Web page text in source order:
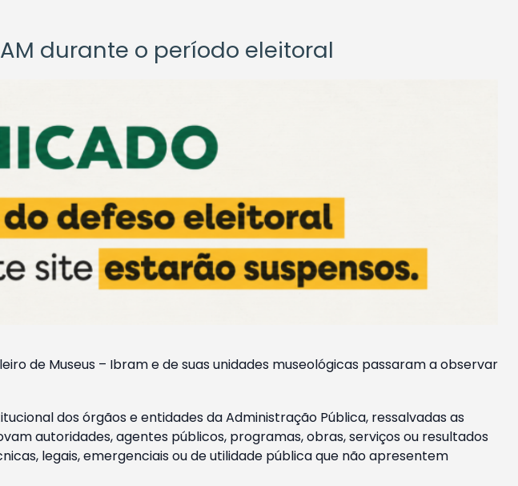
durante o período eleitoral
de Museus – Ibram e de suas unidades museológicas passaram a observar
dos órgãos e entidades da Administração Pública, ressalvadas as
autoridades, agentes públicos, programas, obras, serviços ou resultados
legais, emergenciais ou de utilidade pública que não apresentem